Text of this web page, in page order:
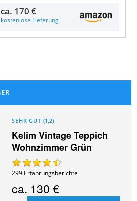
ca. 170 €
kostenlose Lieferung
SEHR GUT (1,2)
Kelim Vintage Teppich
Wohnzimmer Grün
299 Erfahrungsberichte
ca. 130 €